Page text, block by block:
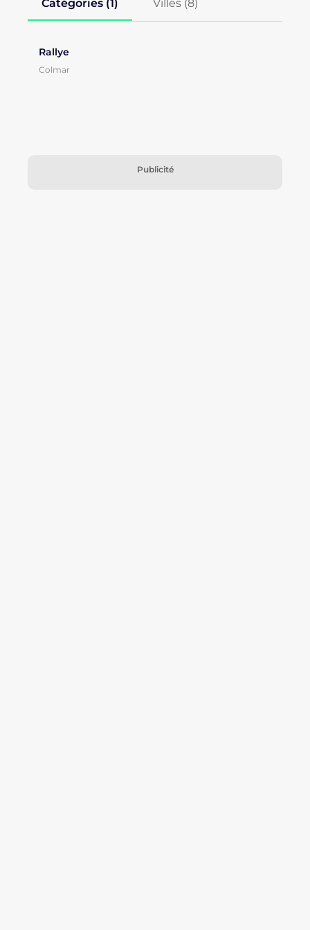
Catégories (1) Villes (8)
Rallye
Colmar
Publicité